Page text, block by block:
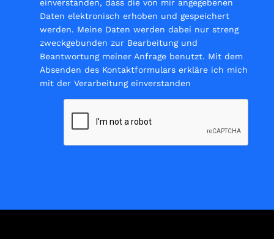
einverstanden, dass die von mir angegebenen
Daten elektronisch erhoben und gespeichert
werden. Meine Daten werden dabei nur streng
zweckgebunden zur Bearbeitung und
Beantwortung meiner Anfrage benutzt. Mit dem
Absenden des Kontaktformulars erkläre ich mich
mit der Verarbeitung einverstanden